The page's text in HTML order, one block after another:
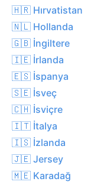
🇭🇷 Hırvatistan
🇳🇱 Hollanda
🇬🇧 İngiltere
🇮🇪 İrlanda
🇪🇸 İspanya
🇸🇪 İsveç
🇨🇭 İsviçre
🇮🇹 İtalya
🇮🇸 İzlanda
🇯🇪 Jersey
🇲🇪 Karadağ